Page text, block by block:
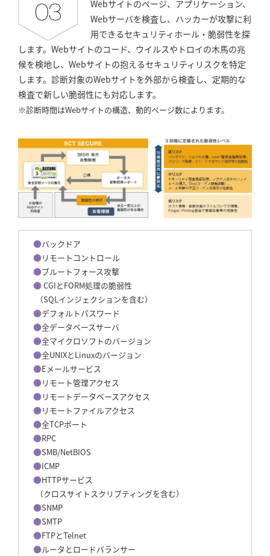
Webサイトのページ、アプリケーション、
Webサーバを検査し、ハッカーが攻撃に利
用できるセキュリティホール・脆弱性を探
します。Webサイトのコード、ウイルスやトロイの木馬の兆
候を検地し、Webサイトの抱えるセキュリティリスクを特定
します。診断対象のWebサイトを外部から検査し、定期的な
検査で新しい脆弱性にも対応します。
※診断時間はWebサイトの構造、動的ページ数によります。
バックドア
リモートコントロール
ブルートフォース攻撃
CGIとFORM処理の脆弱性
（SQLインジェクションを含む）
デフォルトパスワード
全データベースサーバ
全マイクロソフトのバージョン
全UNIXとLinuxのバージョン
Eメールサービス
リモート管理アクセス
リモートデータベースアクセス
リモートファイルアクセス
全TCPポート
RPC
SMB/NetBIOS
ICMP
HTTPサービス
（クロスサイトスクリプティングを含む）
SNMP
SMTP
FTPとTelnet
ルータとロードバランサー